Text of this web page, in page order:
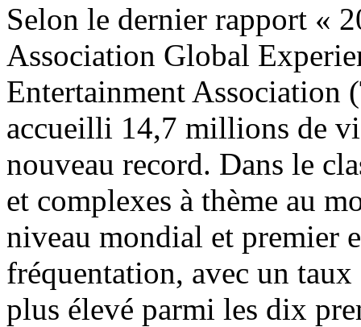
Selon le dernier rapport «
Association Global
Entertainment Association
accueilli 14,7 millions de
nouveau record. Dans le
et complexes à thème au
niveau mondial et premier
fréquentation, avec un
plus élevé parmi les dix